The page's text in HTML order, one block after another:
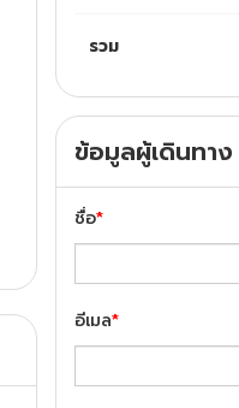
รวม
ข้อมูลผู้เดินทาง
ชื่อ*
อีเมล*